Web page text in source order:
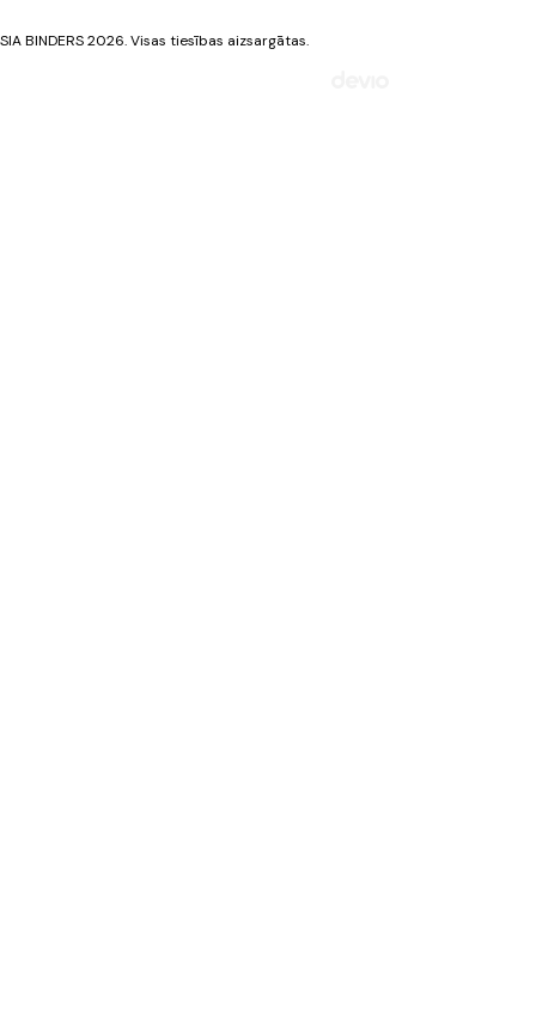
SIA BINDERS 2026. Visas tiesības aizsargātas.